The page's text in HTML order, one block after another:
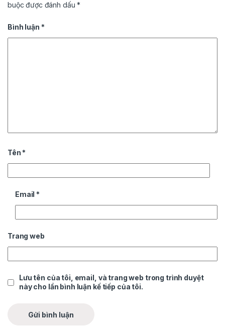
buộc được đánh dấu*
Bình luận *
Tên *
Email *
Trang web
Lưu tên của tôi, email, và trang web trong trình duyệt
này cho lần bình luận kế tiếp của tôi.